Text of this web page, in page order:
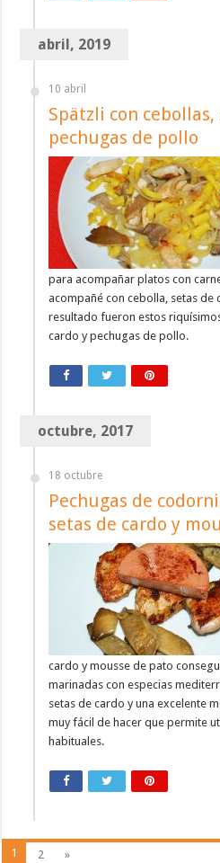
abril, 2019
10 abril
Spätzli con
pechugas de pollo
para acompañar platos con
acompañé con cebolla, setas de
resultado fueron estos
cardo y pechugas de pollo.
octubre, 2017
18 octubre
Pechugas de
setas de cardo y
cardo y mousse de pato
marinadas con especias
setas de cardo y una excelente
muy fácil de hacer que permite
habituales.
1 2 »